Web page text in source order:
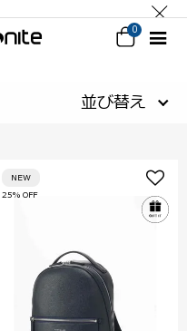
0
並び替え
25% OFF
NEW